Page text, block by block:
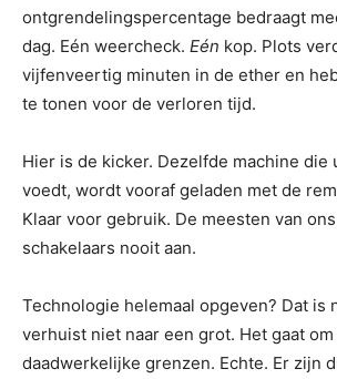
ontgrendelingspercentage bedraagt
dag. Eén weercheck. Eén kop. Plots
vijfenveertig minuten in de ether en
te tonen voor de verloren tijd.
Hier is de kicker. Dezelfde machine die
voedt, wordt vooraf geladen met de
Klaar voor gebruik. De meesten van
schakelaars nooit aan.
Technologie helemaal opgeven? Dat is
verhuist niet naar een grot. Het gaat
daadwerkelijke grenzen. Echte. Er zijn